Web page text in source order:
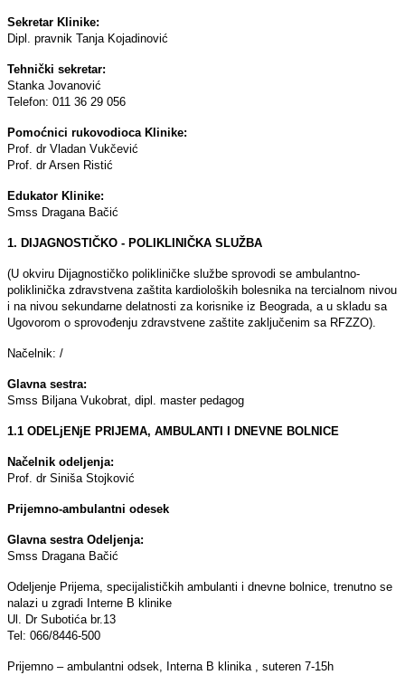
Sekretar Klinike:
Dipl. pravnik Tanja Kojadinović
Tehnički sekretar:
Stanka Jovanović
Telefon: 011 36 29 056
Pomoćnici rukovodioca Klinike:
Prof. dr Vladan Vukčević
Prof. dr Arsen Ristić
Edukator Klinike:
Smss Dragana Bačić
1. DIJAGNOSTIČKO - POLIKLINIČKA SLUŽBA
(U okviru Dijagnostičko polikliničke službe sprovodi se ambulantno-
poliklinička zdravstvena zaštita kardioloških bolesnika na tercialnom nivou
i na nivou sekundarne delatnosti za korisnike iz Beograda, a u skladu sa
Ugovorom o sprovođenju zdravstvene zaštite zaklјučenim sa RFZZO).
Načelnik: /
Glavna sestra:
Smss Bilјana Vukobrat, dipl. master pedagog
1.1 ODELjENјE PRIJEMA, AMBULANTI I DNEVNE BOLNICE
Načelnik odelјenja:
Prof. dr Siniša Stojković
Prijemno-ambulantni odesek
Glavna sestra Odelјenja:
Smss Dragana Bačić
Odelјenje Prijema, specijalističkih ambulanti i dnevne bolnice, trenutno se
nalazi u zgradi Interne B klinike
Ul. Dr Subotića br.13
Tel: 066/8446-500
Prijemno – ambulantni odsek, Interna B klinika , suteren 7-15h